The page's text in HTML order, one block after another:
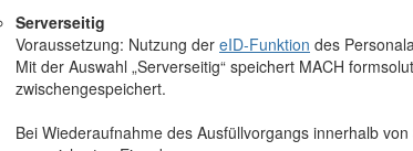
Serverseitig
Voraussetzung: Nutzung der eID-Funktion des
Mit der Auswahl „Serverseitig“ speichert MACH
zwischengespeichert.
Bei Wiederaufnahme des Ausfüllvorgangs innerhalb